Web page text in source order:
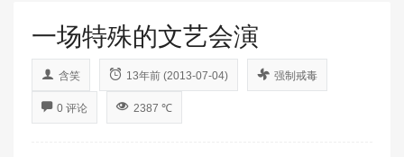
一场特殊的文艺会演
含笑 13年前 (2013-07-04) 强制戒毒
0 评论 2387 ℃